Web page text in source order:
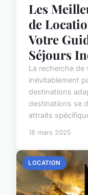
Les
de
Votre
Séjours
La recherche de
inévitablement
destinations
destinations se
attraits
18 mars 2025
LOCATION